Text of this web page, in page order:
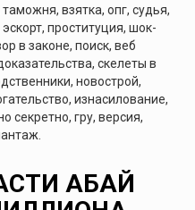
взятка, опг, судья,
проституция, шок-
в законе, поиск, веб
скелеты в
новострой,
изнасилование,
секретно, гру, версия,
АБАЙ